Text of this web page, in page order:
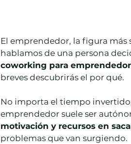
El emprendedor, la figura
hablamos de una persona
coworking para
breves descubrirás el por qué.
No importa el tiempo
emprendedor suele ser
motivación y recursos en
problemas que van surgiendo.